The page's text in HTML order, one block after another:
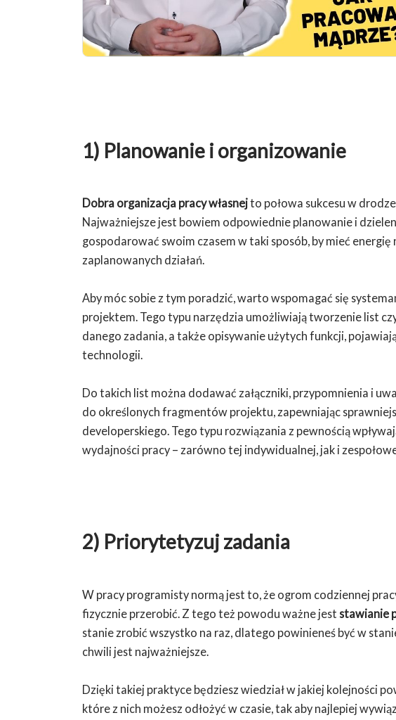
1) Planowanie i organizowanie
Dobra organizacja pracy własnejto połowa sukcesu w
Najważniejsze jest bowiem odpowiednie planowanie i
gospodarować swoim czasem w taki sposób, by mieć
zaplanowanych działań.
Aby móc sobie z tym poradzić, warto wspomagać się
projektem. Tego typu narzędzia umożliwiają tworzenie list
danego zadania, a także opisywanie użytych funkcji,
technologii.
Do takich list można dodawać załączniki, przypomnienia i
do określonych fragmentów projektu, zapewniając
developerskiego. Tego typu rozwiązania z pewnością
wydajności pracy – zarówno tej indywidualnej, jak i
2) Priorytetyzuj zadania
W pracy programisty normą jest to, że ogrom codziennej
fizycznie przerobić. Z tego też powodu ważne jest stawianie
stanie zrobić wszystko na raz, dlatego powinieneś być w
chwili jest najważniejsze.
Dzięki takiej praktyce będziesz wiedział w jakiej kolejności
które z nich możesz odłożyć w czasie, tak aby najlepiej